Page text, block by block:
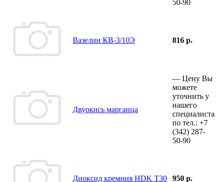
50-90
Вазелин КВ-3/10Э 816 р.
Двуокись марганца
— Цену Вы
можете
уточнить у
нашего
специалиста
по тел.: +7
(342) 287-
50-90
Диоксид кремния HDK T30 950 р.